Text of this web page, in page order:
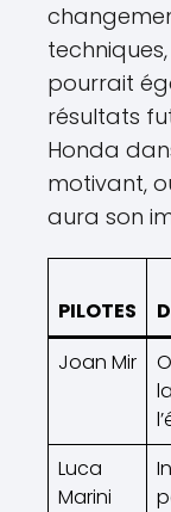
pourrait
résultats
Honda
motivant,
aura son
PILOTES
Joan Mir
Luca
Marini